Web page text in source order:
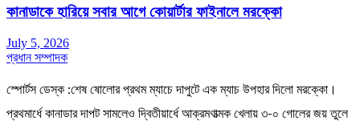
কানাডাকে হারিয়ে সবার আগে কোয়ার্টার ফাইনালে মরক্কো
July 5, 2026
প্রধান সম্পাদক
স্পোর্টস ডেস্ক :শেষ ষোলোর প্রথম ম্যাচে দাপুটে এক ম্যাচ উপহার দিলো মরক্কো।
প্রথমার্ধে কানাডার দাপট সামলেও দ্বিতীয়ার্ধে আক্রমণাত্মক খেলায় ৩-০ গোলের জয় তুলে